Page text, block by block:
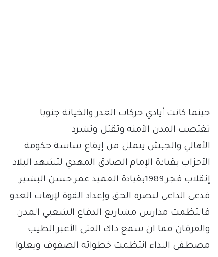
حينما كانت أيادي حركات الغدر والخيانة جنوبا
تغتصب المدن الآمنه وتقتل وتشرد
الأهالي والجيش يتملل من إيقاع ساسة حكومة
الأحزاب بقيادة الإمام الصادق المهدي لتشهد البلاد
إنقلاب فجر 1989بقيادة العميد عمر حسن البشير
فدعى الداعي لنصرة الحق وإعداد القوة لإرهاب العدو
فانتظمت مدارس مشاريع الدفاع الشعبي المدن
والفرقان فما ان سمع ذاك الفتى الأغبر الطيب
مصطفى النداء انتظمت خطواته الصفوف ويعلوا